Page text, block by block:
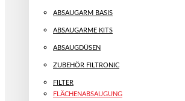
ABSAUGARM BASIS
ABSAUGARME KITS
ABSAUGDÜSEN
ZUBEHÖR FILTRONIC
FILTER
FLÄCHENABSAUGUNG